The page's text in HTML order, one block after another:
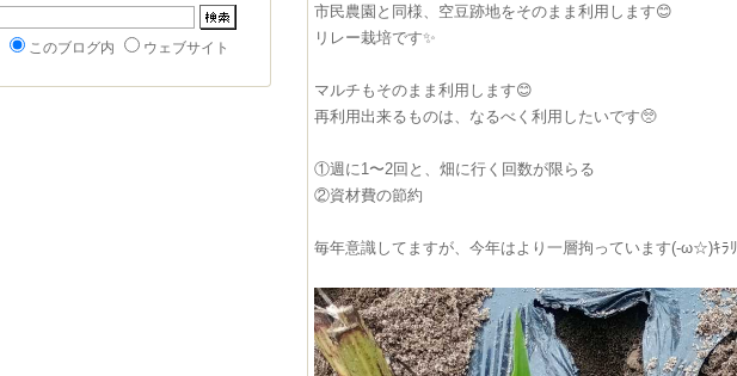
このブログ内 ウェブサイト
市民農園と同様、空豆跡地をそのまま利用します😊
リレー栽培です✨
マルチもそのまま利用します😊
再利用出来るものは、なるべく利用したいです🥺
①週に1〜2回と、畑に行く回数が限らる
②資材費の節約
毎年意識してますが、今年はより一層拘っています(-ω☆)ｷﾗ